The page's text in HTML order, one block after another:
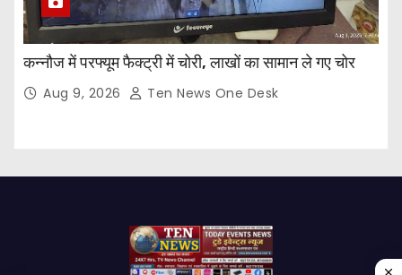
कन्नौज में परफ्यूम फैक्ट्री में चोरी, लाखों का सामान ले गए चोर
Aug 9, 2026 Ten News One Desk